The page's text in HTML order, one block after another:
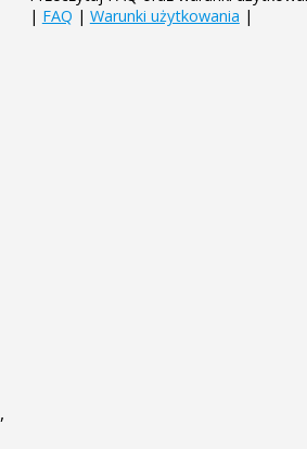
,
| FAQ | Warunki użytkowania |